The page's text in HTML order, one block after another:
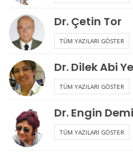
Dr. Çetin Tor
TÜM YAZILARI GÖSTER
Dr. Dilek Abi
TÜM YAZILARI GÖSTER
Dr. Engin
TÜM YAZILARI GÖSTER